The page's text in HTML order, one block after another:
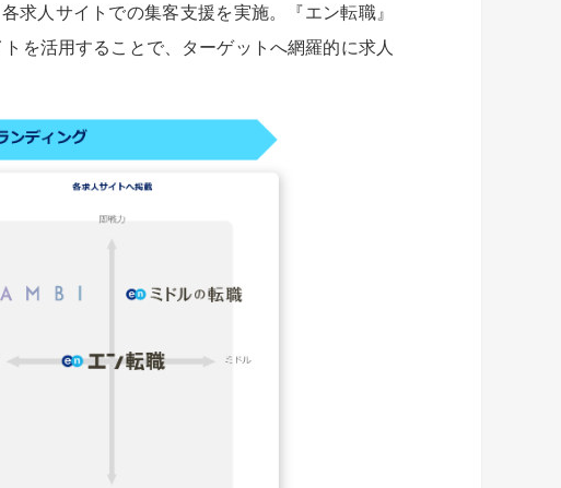
求人サイトでの集客支援を実施。『エン転職』
を活用することで、ターゲットへ網羅的に求人